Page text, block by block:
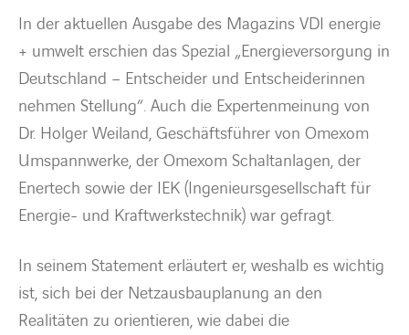
In der aktuellen Ausgabe des Magazins VDI energie
+ umwelt erschien das Spezial „Energieversorgung in
Deutschland – Entscheider und Entscheiderinnen
nehmen Stellung“. Auch die Expertenmeinung von
Dr. Holger Weiland, Geschäftsführer von Omexom
Umspannwerke, der Omexom Schaltanlagen, der
Enertech sowie der IEK (Ingenieursgesellschaft für
Energie- und Kraftwerkstechnik) war gefragt.
In seinem Statement erläutert er, weshalb es wichtig
ist, sich bei der Netzausbauplanung an den
Realitäten zu orientieren, wie dabei die